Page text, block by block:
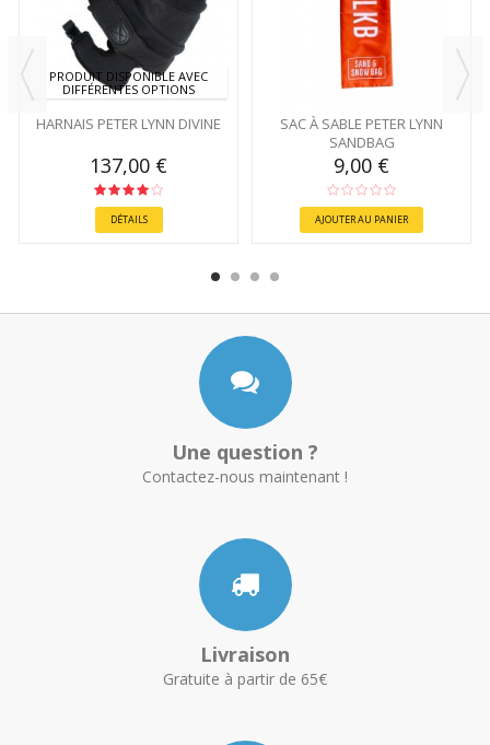
PRODUIT DISPONIBLE AVEC
DIFFÉRENTES OPTIONS
HARNAIS PETER LYNN DIVINE
137,00 €
DÉTAILS
SAC À SABLE PETER LYNN
SANDBAG
9,00 €
AJOUTER AU PANIER
Une question ?
Contactez-nous maintenant !
Livraison
Gratuite à partir de 65€